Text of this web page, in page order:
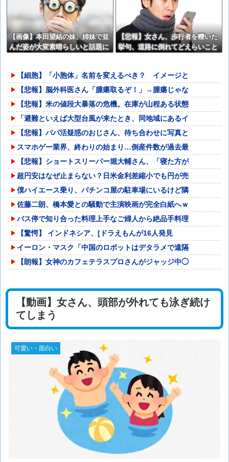
【画像】本田望結の妹、姉妹で並
んだ姿が大変素晴らしいと話題に
【悲報】女さん、歩行者を轢いた
挙句、道路に倒れてどえらいこと
【細胞】「小胞体」名前を変えるべき？ イメージと
【悲報】脳外科医さん「腫瘍取るぞ！」→腫瘍じゃな
【悲報】米の値段大暴落の危機。在庫が山程ある状態
「避難といえば大型台風が来たとき、同地域にあるイ
【悲報】パパ活疑惑のおじさん、待ち合わせに写真と
スマホゲー業界、終わりの始まり…倒産件数が過去最
【悲報】ショートスリーパー堀大輔さん、「寝た方が
超円安はなぜ止まらない？日米金利差縮小でも円が売
僕ハイエース乗り、パチンコ屋の駐車場にいるけど隣
佐藤二朗、橋本愛との騒動で主演映画が完全白紙へｗ
バス停で知り合った料理上手なご婦人から絶品手料理
【驚愕】 インドネシア、[ドラえもんが16人発見
イーロン・マスク「中国のロボットはデタラメで遠隔
【朗報】女神のカフェテラスプロさんがジャッジ中◯
【動画】女さん、頭部が外れても泳ぎ続け
てしまう
可愛い・面白い